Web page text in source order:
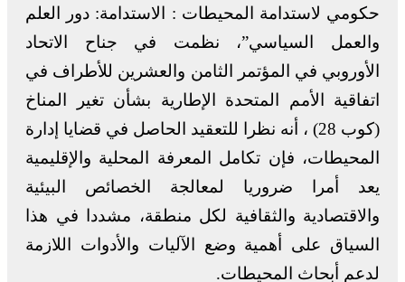
حكومي لاستدامة المحيطات : الاستدامة: دور العلم
والعمل السياسي”، نظمت في جناح الاتحاد
الأوروبي في المؤتمر الثامن والعشرين للأطراف في
اتفاقية الأمم المتحدة الإطارية بشأن تغير المناخ
(كوب 28) ، أنه نظرا للتعقيد الحاصل في قضايا إدارة
المحيطات، فإن تكامل المعرفة المحلية والإقليمية
يعد أمرا ضروريا لمعالجة الخصائص البيئية
والاقتصادية والثقافية لكل منطقة، مشددا في هذا
السياق على أهمية وضع الآليات والأدوات اللازمة
لدعم أبحاث المحيطات.